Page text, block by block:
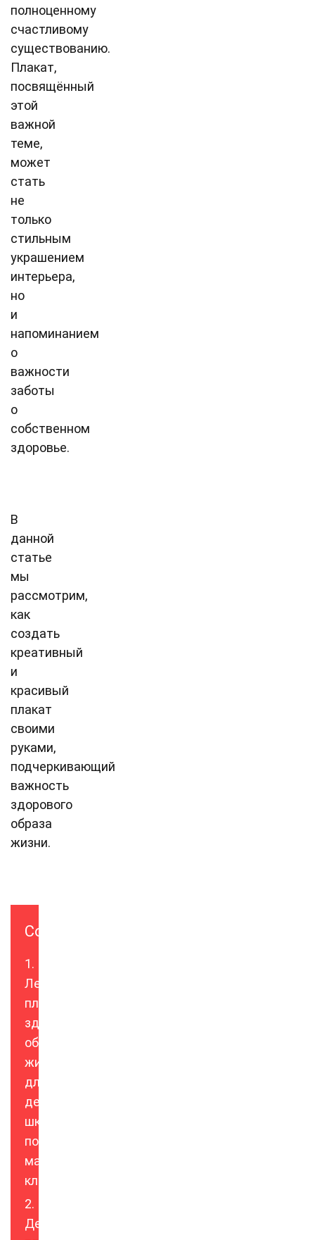
полноценному
счастливому
существованию.
Плакат,
посвящённый
этой
важной
теме,
может
стать
не
только
стильным
украшением
интерьера,
но
и
напоминанием
о
важности
заботы
о
собственном
здоровье.
В
данной
статье
мы
рассмотрим,
как
создать
креативный
и
красивый
плакат
своими
руками,
подчеркивающий
важность
здорового
образа
жизни.
Содержание
Легкий
плакат
здоровый
образ
жизни
для
детей
школу:
пошаговый
мастер-
класс
Детский